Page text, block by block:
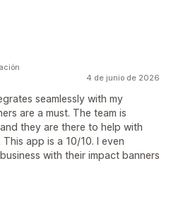
4 de junio de 2026
seamlessly with my
are a must. The team is
they are there to help with
app is a 10/10. I even
with their impact banners